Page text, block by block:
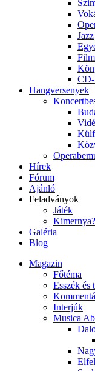
Jazz
Hangversenyek
Hírek
Fórum
Ajánló
Feladványok
Játék
Kimernya?
Galéria
Blog
Magazin
Főtéma
Esszék és
Interjúk
Musica